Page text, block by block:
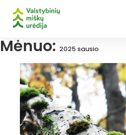
content
Mėnuo: 2025 sausio